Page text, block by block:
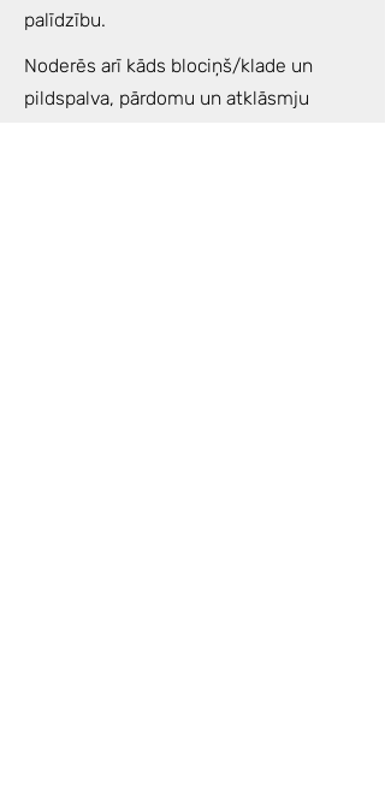
palīdzību.
Noderēs arī kāds blociņš/klade un
pildspalva, pārdomu un atklāsmju